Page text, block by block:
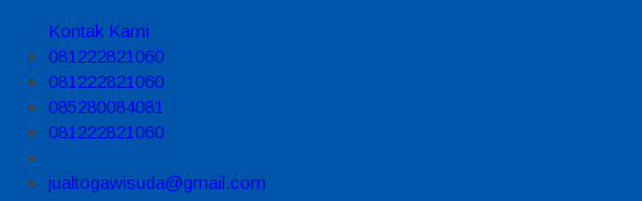
Kontak Kami
081222821060
081222821060
085280084081
081222821060
jualtogawisuda@gmail.com